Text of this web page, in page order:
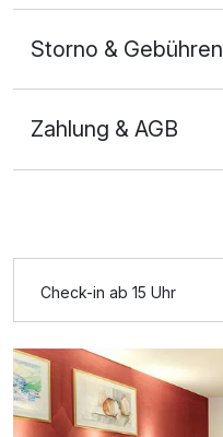
Storno & Gebühren
Zahlung & AGB
Check-in ab 15 Uhr